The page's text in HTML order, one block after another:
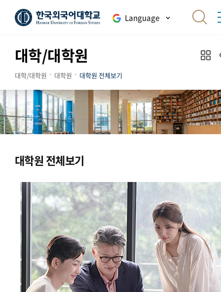
Language
대학/대학원
대학/대학원 대학원 대학원 전체보기
대학원 전체보기